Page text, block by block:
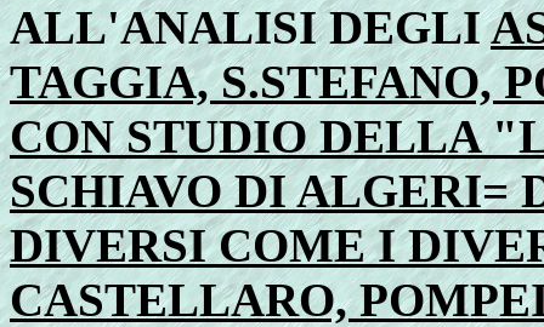
ALL'ANALISI DEGLI
TAGGIA, S.STEFANO,
CON STUDIO DELLA
SCHIAVO DI ALGERI=
DIVERSI COME I
CASTELLARO,